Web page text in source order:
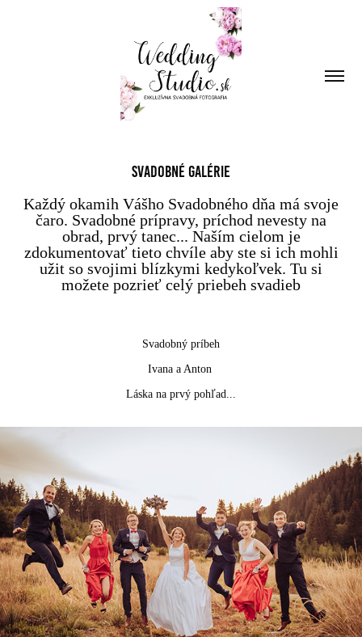
Scroll down to see more
Svadobné Galérie
Každý okamih Vášho Svadobného dňa má svoje
čaro. Svadobné prípravy, príchod nevesty na
obrad, prvý tanec... Naším cielom je
zdokumentovať tieto chvíle aby ste si ich mohli
užit so svojimi blízkymi kedykoľvek. Tu si
možete pozrieť celý priebeh svadieb
Svadobný príbeh
Ivana a Anton
Láska na prvý pohľad...